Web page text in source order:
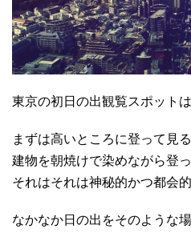
東京の初日の出観覧スポット
まずは高いところに登って見
建物を朝焼けで染めながら登
それはそれは神秘的かつ都会的
なかなか日の出をそのような